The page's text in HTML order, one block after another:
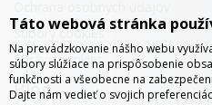
Súbory cookies
Správa cookies
Blog
Táto webová stránka
Na prevádzkovanie nášho webu
súbory slúžiace na prispôsobenie
funkčnosti a všeobecne na
Dajte nám vedieť o svojich